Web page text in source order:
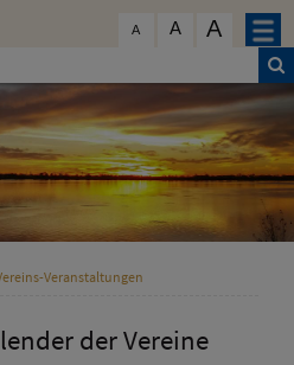
A A A
Veranstaltungen
der Vereine